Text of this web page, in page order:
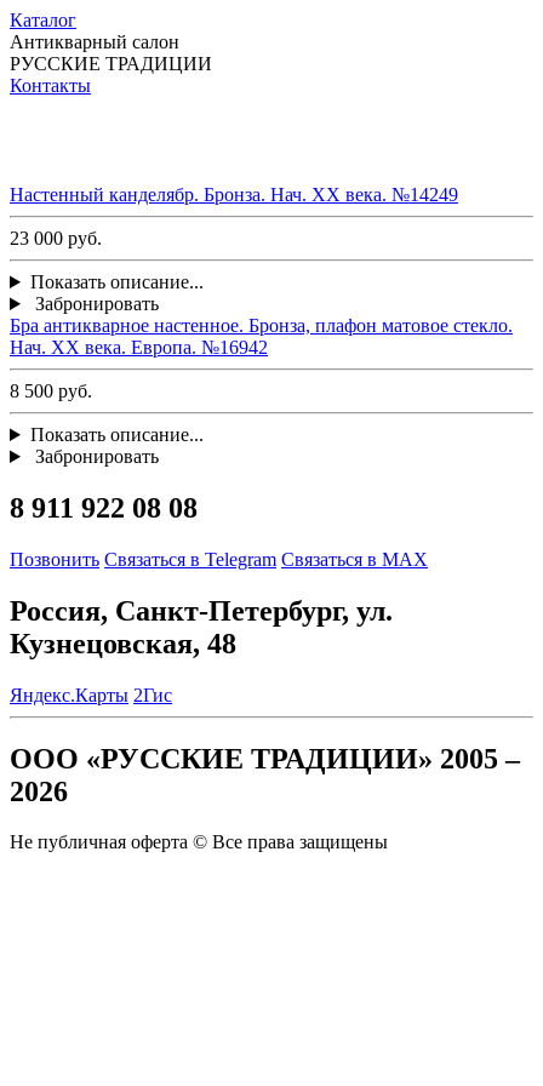
Каталог
Антикварный салон
РУССКИЕ ТРАДИЦИИ
Контакты
Настенный канделябр. Бронза. Нач. ХХ века. №14249
23 000 руб.
Показать описание...
Забронировать
Бра антикварное настенное. Бронза, плафон матовое стекло.
Нач. ХХ века. Европа. №16942
8 500 руб.
Показать описание...
Забронировать
8 911 922 08 08
Позвонить Связаться в Telegram Связаться в MAX
Россия, Санкт-Петербург, ул.
Кузнецовская, 48
Яндекс.Карты 2Гис
ООО «РУССКИЕ ТРАДИЦИИ» 2005 –
2026
Не публичная оферта © Все права защищены